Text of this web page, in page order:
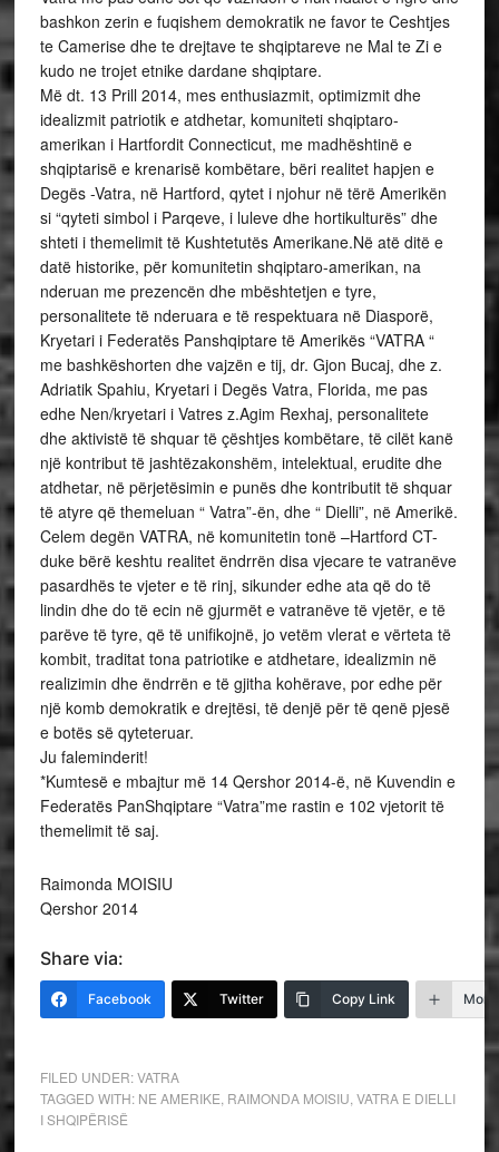
bashkon zerin e fuqishem demokratik ne favor te Ceshtjes
te Camerise dhe te drejtave te shqiptareve ne Mal te Zi e
kudo ne trojet etnike dardane shqiptare.
Më dt. 13 Prill 2014, mes enthusiazmit, optimizmit dhe
idealizmit patriotik e atdhetar, komuniteti shqiptaro-
amerikan i Hartfordit Connecticut, me madhështinë e
shqiptarisë e krenarisë kombëtare, bëri realitet hapjen e
Degës -Vatra, në Hartford, qytet i njohur në tërë Amerikën
si “qyteti simbol i Parqeve, i luleve dhe hortikulturës” dhe
shteti i themelimit të Kushtetutës Amerikane.Në atë ditë e
datë historike, për komunitetin shqiptaro-amerikan, na
nderuan me prezencën dhe mbështetjen e tyre,
personalitete të nderuara e të respektuara në Diasporë,
Kryetari i Federatës Panshqiptare të Amerikës “VATRA “
me bashkëshorten dhe vajzën e tij, dr. Gjon Bucaj, dhe z.
Adriatik Spahiu, Kryetari i Degës Vatra, Florida, me pas
edhe Nen/kryetari i Vatres z.Agim Rexhaj, personalitete
dhe aktivistë të shquar të çështjes kombëtare, të cilët kanë
një kontribut të jashtëzakonshëm, intelektual, erudite dhe
atdhetar, në përjetësimin e punës dhe kontributit të shquar
të atyre që themeluan “ Vatra”-ën, dhe “ Dielli”, në Amerikë.
Celem degën VATRA, në komunitetin tonë –Hartford CT-
duke bërë keshtu realitet ëndrrën disa vjecare te vatranëve
pasardhës te vjeter e të rinj, sikunder edhe ata që do të
lindin dhe do të ecin në gjurmët e vatranëve të vjetër, e të
parëve të tyre, që të unifikojnë, jo vetëm vlerat e vërteta të
kombit, traditat tona patriotike e atdhetare, idealizmin në
realizimin dhe ëndrrën e të gjitha kohërave, por edhe për
një komb demokratik e drejtësi, të denjë për të qenë pjesë
e botës së qyteteruar.
Ju faleminderit!
*Kumtesë e mbajtur më 14 Qershor 2014-ë, në Kuvendin e
Federatës PanShqiptare “Vatra”me rastin e 102 vjetorit të
themelimit të saj.
Raimonda MOISIU
Qershor 2014
Share via:
Facebook Twitter Copy Link More
FILED UNDER:VATRA
TAGGED WITH: NE AMERIKE RAIMONDA MOISIU VATRA E DIELLI
I SHQIPËRISË